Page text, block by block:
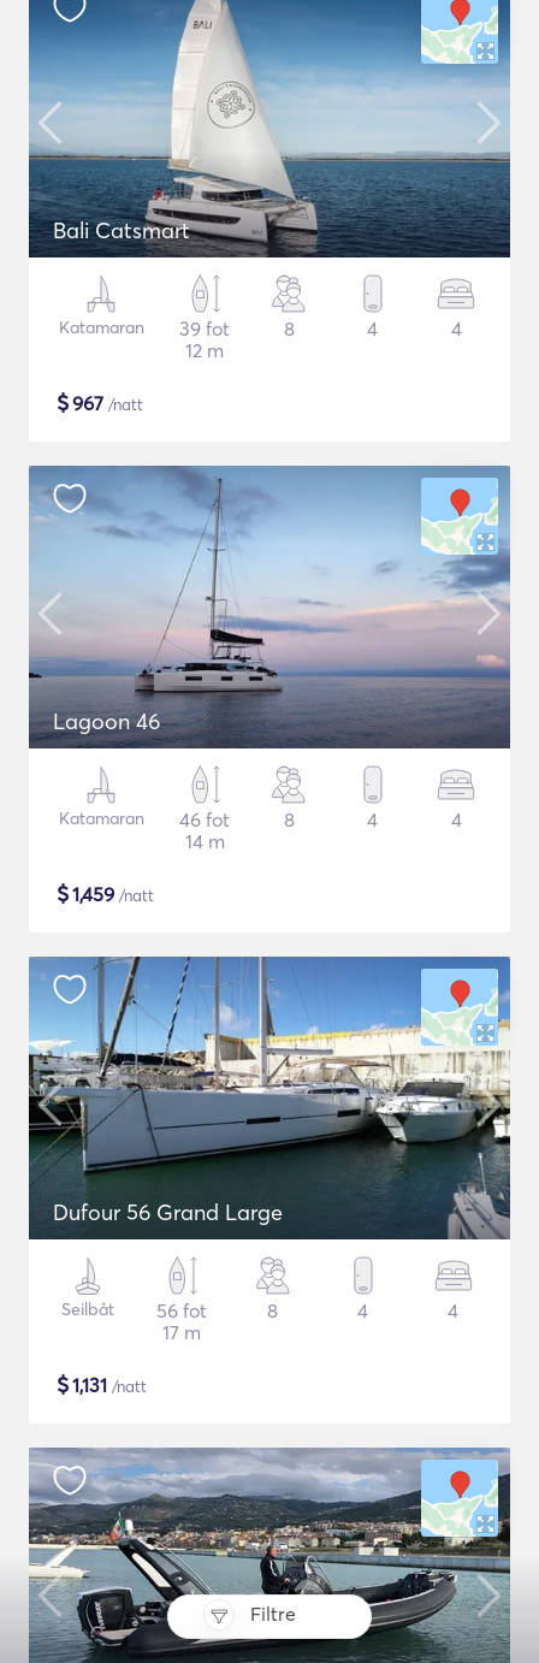
Filtre
Bali Catsmart
Katamaran
39 fot
12 m
8 4 4
$967 /natt
Lagoon 46
Katamaran
46 fot
14 m
8 4 4
$1,459 /natt
Dufour 56 Grand Large
Seilbåt
56 fot
17 m
8 4 4
$1,131 /natt